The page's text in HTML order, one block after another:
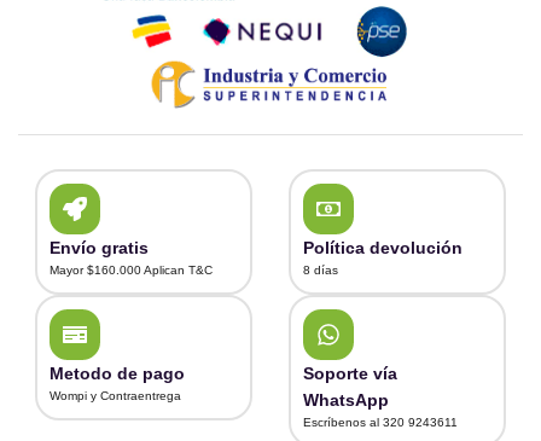
Envío gratis
Mayor $160.000 Aplican T&C
Política devolución
8 días
Metodo de pago
Wompi y Contraentrega
Soporte vía
WhatsApp
Escríbenos al 320 9243611